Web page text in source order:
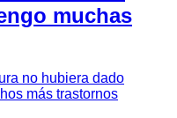
muchas